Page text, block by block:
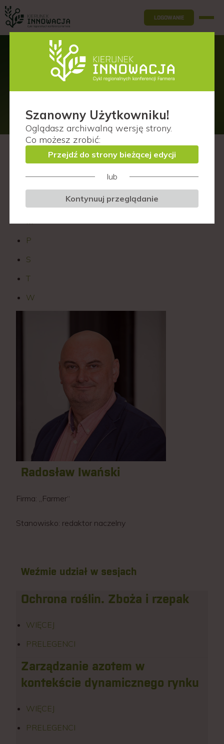
LOGOWANIE
Prelegenci
Lublin (woj. pomorskie)
F
M
P
S
T
W
Radosław Iwański
Firma: „Farmer“
Stanowisko: redaktor naczelny
Weźmie udział w sesjach
Ochrona roślin. Zboża i rzepak
WIĘCEJ
PRELEGENCI
Zarządzanie azotem w
kontekście dynamicznego rynku
WIĘCEJ
PRELEGENCI
Szanowny Użytkowniku!
Oglądasz archiwalną wersję strony.
Co możesz zrobić:
Przejdź do strony bieżącej edycji
lub
Kontynuuj przeglądanie